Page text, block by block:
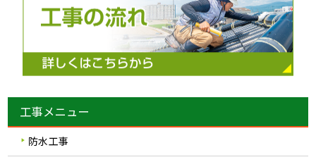
工事メニュー
防水工事